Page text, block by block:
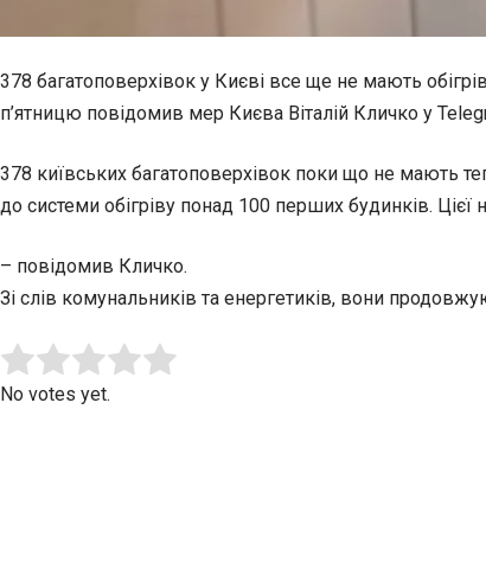
378 багатоповерхівок у Києві все ще не мають
п’ятницю повідомив мер Києва Віталій Кличко у
378 київських багатоповерхівок поки що не мають
до системи обігріву понад 100 перших будинків. Цієї
– повідомив Кличко.
Зі слів комунальників та енергетиків, вони
Rate this item:
No votes yet.